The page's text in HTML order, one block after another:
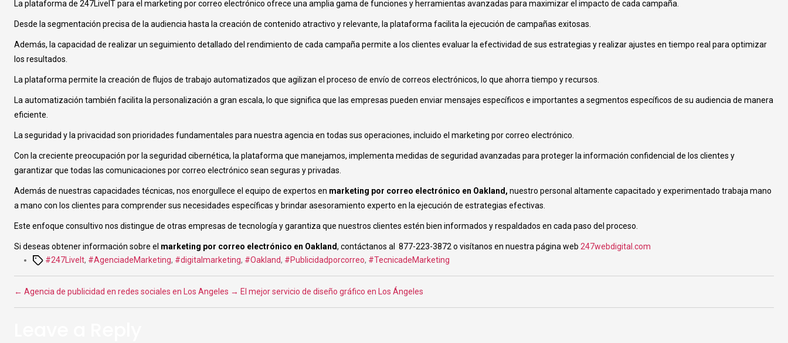
La plataforma de 247LiveIT para el marketing por correo electrónico ofrece una amplia gama de funciones y herramientas avanzadas para maximizar el impacto de cada campaña.
Desde la segmentación precisa de la audiencia hasta la creación de contenido atractivo y relevante, la plataforma facilita la ejecución de campañas exitosas.
Además, la capacidad de realizar un seguimiento detallado del rendimiento de cada campaña permite a los clientes evaluar la efectividad de sus estrategias y realizar ajustes en tiempo real para optimizar
los resultados.
La plataforma permite la creación de flujos de trabajo automatizados que agilizan el proceso de envío de correos electrónicos, lo que ahorra tiempo y recursos.
La automatización también facilita la personalización a gran escala, lo que significa que las empresas pueden enviar mensajes específicos e importantes a segmentos específicos de su audiencia de manera
eficiente.
La seguridad y la privacidad son prioridades fundamentales para nuestra agencia en todas sus operaciones, incluido el marketing por correo electrónico.
Con la creciente preocupación por la seguridad cibernética, la plataforma que manejamos, implementa medidas de seguridad avanzadas para proteger la información confidencial de los clientes y
garantizar que todas las comunicaciones por correo electrónico sean seguras y privadas.
Además de nuestras capacidades técnicas, nos enorgullece el equipo de expertos en marketing por correo electrónico en Oakland, nuestro personal altamente capacitado y experimentado trabaja mano
a mano con los clientes para comprender sus necesidades específicas y brindar asesoramiento experto en la ejecución de estrategias efectivas.
Este enfoque consultivo nos distingue de otras empresas de tecnología y garantiza que nuestros clientes estén bien informados y respaldados en cada paso del proceso.
Si deseas obtener información sobre el marketing por correo electrónico en Oakland, contáctanos al 877-223-3872 o visítanos en nuestra página web 247webdigital.com
Tags#247LiveIt, #AgenciadeMarketing, #digitalmarketing, #Oakland, #Publicidadporcorreo, #TecnicadeMarketing
← Agencia de publicidad en redes sociales en Los Angeles → El mejor servicio de diseño gráfico en Los Ángeles